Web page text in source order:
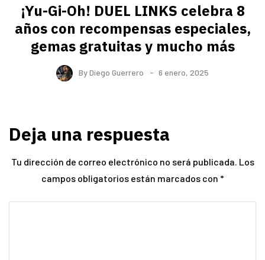
¡Yu-Gi-Oh! DUEL LINKS celebra 8
años con recompensas especiales,
gemas gratuitas y mucho más
ByDiego Guerrero 6 enero, 2025
Deja una respuesta
Tu dirección de correo electrónico no será publicada. Los
campos obligatorios están marcados con *